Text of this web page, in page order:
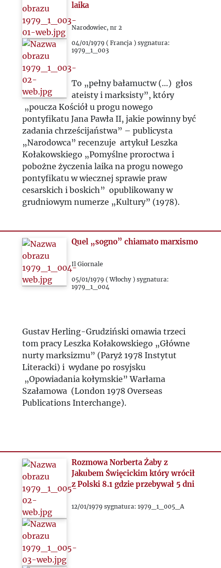
2024
laika
Narodowiec, nr 2
04/01/1979 ( Francja ) sygnatura:
1979_1_003
To „pełny bałamuctw (…) głos
ateisty i marksisty”, który
„poucza Kościół u progu nowego
pontyfikatu Jana Pawła II, jakie powinny być
zadania chrześcijaństwa” – publicysta
„Narodowca” recenzuje artykuł Leszka
Kołakowskiego „Pomyślne proroctwa i
pobożne życzenia laika na progu nowego
pontyfikatu w wiecznej sprawie praw
cesarskich i boskich” opublikowany w
grudniowym numerze „Kultury” (1978).
Quel „sogno” chiamato marxismo
Il Giornale
05/01/1979 ( Włochy ) sygnatura:
1979_1_004
Gustav Herling-Grudziński omawia trzeci
tom pracy Leszka Kołakowskiego „Główne
nurty marksizmu” (Paryż 1978 Instytut
Literacki) i wydane po rosyjsku
„Opowiadania kołymskie” Warłama
Szałamowa (London 1978 Overseas
Publications Interchange).
Rozmowa Norberta Żaby z
Jakubem Święcickim który wrócił
z Polski 8.1 gdzie przebywał 5 dni
12/01/1979 sygnatura: 1979_1_005_A